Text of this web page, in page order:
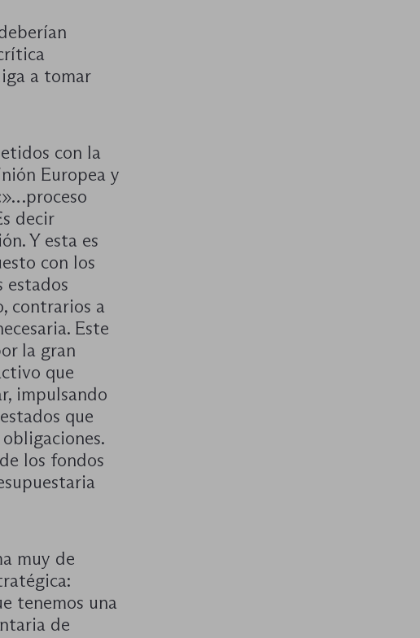
a tomar
con la
Europea y
decir
Y esta es
con los
estados
contrarios a
Este
la gran
que
impulsando
que
los fondos
muy de
tenemos una
de